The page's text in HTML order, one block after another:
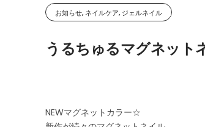
お知らせ, ネイルケア, ジェルネイル
うるちゅるマグネット
NEWマグネットカラー☆